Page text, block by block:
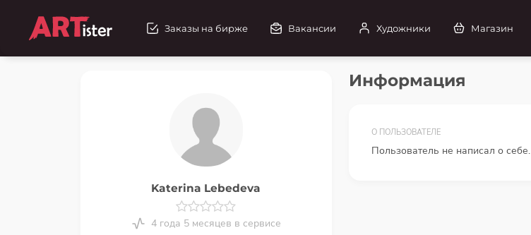
Заказы на бирже Вакансии Художники Магазин
Katerina Lebedeva
4 года 5 месяцев в сервисе
Информация
О ПОЛЬЗОВАТЕЛЕ
Пользователь не написал о себе.